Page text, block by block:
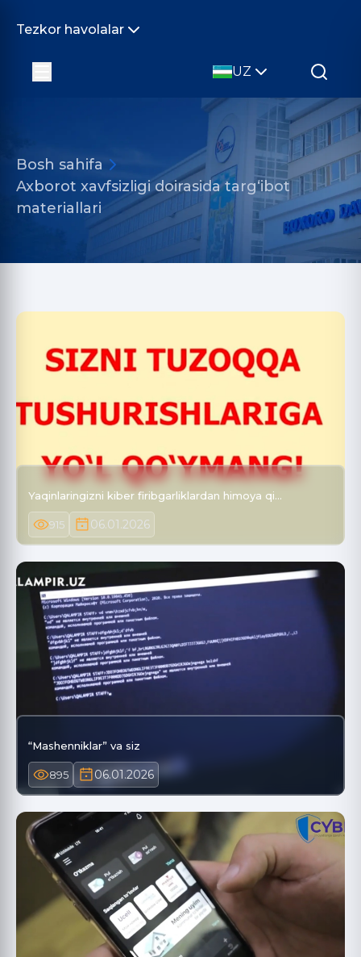
Tezkor havolalar
UZ
Bosh sahifa
Axborot xavfsizligi doirasida targ‘ibot
materiallari
Yaqinlaringizni kiber firibgarliklardan himoya qi…
915 06.01.2026
“Mashenniklar” va siz
895 06.01.2026